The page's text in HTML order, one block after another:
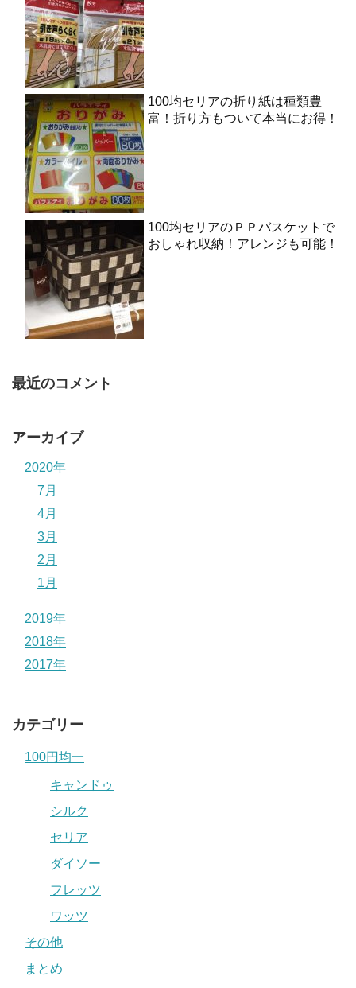
100均セリアの折り紙は種類豊
富！折り方もついて本当にお得！
100均セリアのＰＰバスケットで
おしゃれ収納！アレンジも可能！
最近のコメント
アーカイブ
2020年
7月
4月
3月
2月
1月
2019年
2018年
2017年
カテゴリー
100円均一
キャンドゥ
シルク
セリア
ダイソー
フレッツ
ワッツ
その他
まとめ